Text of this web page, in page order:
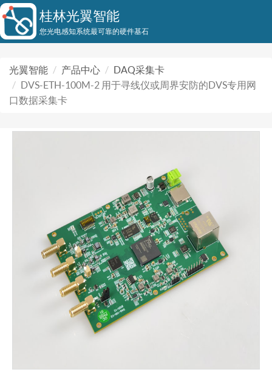
桂林光翼智能
您光电感知系统最可靠的硬件基石
光翼智能 产品中心
DAQ采集卡
DVS-ETH-100M-2 用于寻线仪或周界安防的DVS专用网
口数据采集卡